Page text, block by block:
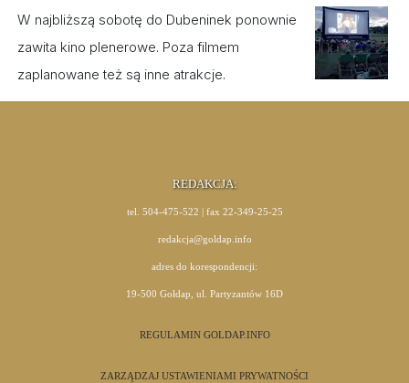
W najbliższą sobotę do Dubeninek ponownie
zawita kino plenerowe. Poza filmem
zaplanowane też są inne atrakcje.
REDAKCJA:
tel. 504-475-522 | fax 22-349-25-25
redakcja@goldap.info
adres do korespondencji:
19-500 Gołdap, ul. Partyzantów 16D
REGULAMIN GOLDAP.INFO
ZARZĄDZAJ USTAWIENIAMI PRYWATNOŚCI